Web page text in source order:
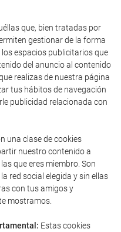
que, bien tratadas por
gestionar de la forma
espacios publicitarios que
del anuncio al contenido
realizas de nuestra página
tus hábitos de navegación
publicidad relacionada con
una clase de cookies
nuestro contenido a
que eres miembro. Son
red social elegida y sin ellas
con tus amigos y
mostramos.
Estas cookies